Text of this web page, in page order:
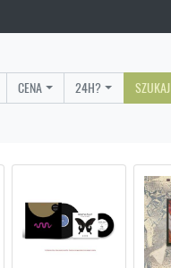
CENA 24H? SZUKAJ